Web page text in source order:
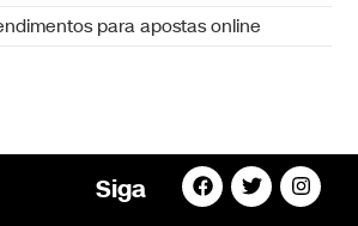
para apostas online
Siga